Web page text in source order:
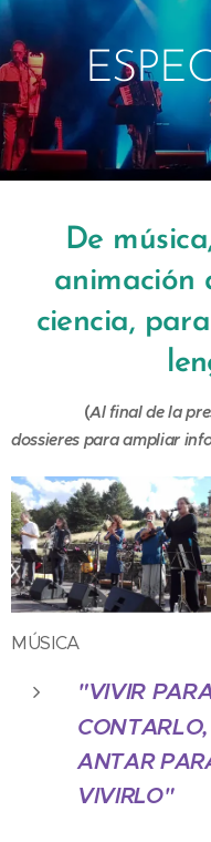
De
animación
ciencia,
(Al final de la
dossieres para ampliar
MÚSICA
"VIVIR
CONTARLO,
ANTAR
VIVIRLO"